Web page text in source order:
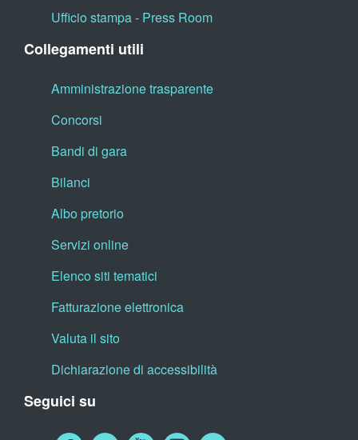
Ufficio stampa - Press Room
Collegamenti utili
Amministrazione trasparente
Concorsi
Bandi di gara
Bilanci
Albo pretorio
Servizi online
Elenco siti tematici
Fatturazione elettronica
Valuta il sito
Dichiarazione di accessibilità
Seguici su